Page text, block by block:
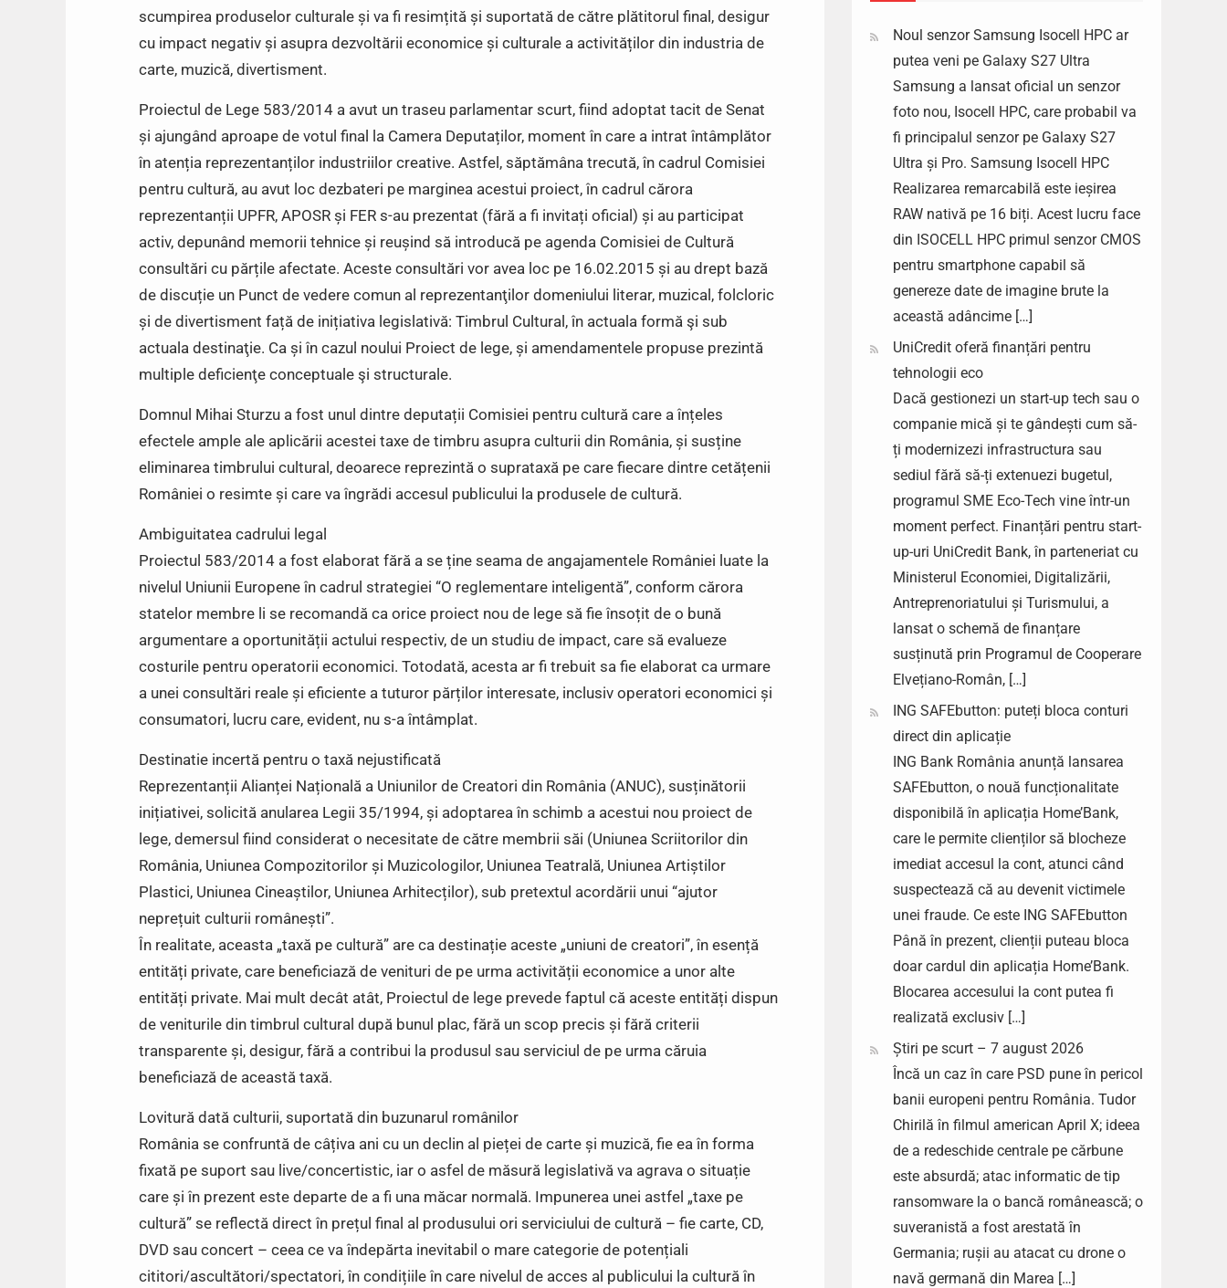
scumpirea produselor culturale și va fi resimțită și suportată de către plătitorul final, desigur
cu impact negativ și asupra dezvoltării economice și culturale a activităților din industria de
carte, muzică, divertisment.
Proiectul de Lege 583/2014 a avut un traseu parlamentar scurt, fiind adoptat tacit de Senat
și ajungând aproape de votul final la Camera Deputaților, moment în care a intrat întâmplător
în atenția reprezentanților industriilor creative. Astfel, săptămâna trecută, în cadrul Comisiei
pentru cultură, au avut loc dezbateri pe marginea acestui proiect, în cadrul cărora
reprezentanții UPFR, APOSR și FER s-au prezentat (fără a fi invitați oficial) și au participat
activ, depunând memorii tehnice și reușind să introducă pe agenda Comisiei de Cultură
consultări cu părțile afectate. Aceste consultări vor avea loc pe 16.02.2015 și au drept bază
de discuție un Punct de vedere comun al reprezentanţilor domeniului literar, muzical, folcloric
și de divertisment față de inițiativa legislativă: Timbrul Cultural, în actuala formă şi sub
actuala destinaţie. Ca și în cazul noului Proiect de lege, și amendamentele propuse prezintă
multiple deficienţe conceptuale şi structurale.
Domnul Mihai Sturzu a fost unul dintre deputații Comisiei pentru cultură care a înțeles
efectele ample ale aplicării acestei taxe de timbru asupra culturii din România, și susține
eliminarea timbrului cultural, deoarece reprezintă o suprataxă pe care fiecare dintre cetățenii
României o resimte și care va îngrădi accesul publicului la produsele de cultură.
Ambiguitatea cadrului legal
Proiectul 583/2014 a fost elaborat fără a se ține seama de angajamentele României luate la
nivelul Uniunii Europene în cadrul strategiei “O reglementare inteligentă”, conform cărora
statelor membre li se recomandă ca orice proiect nou de lege să fie însoțit de o bună
argumentare a oportunității actului respectiv, de un studiu de impact, care să evalueze
costurile pentru operatorii economici. Totodată, acesta ar fi trebuit sa fie elaborat ca urmare
a unei consultări reale și eficiente a tuturor părților interesate, inclusiv operatori economici și
consumatori, lucru care, evident, nu s-a întâmplat.
Destinatie incertă pentru o taxă nejustificată
Reprezentanții Alianței Națională a Uniunilor de Creatori din România (ANUC), susținătorii
inițiativei, solicită anularea Legii 35/1994, și adoptarea în schimb a acestui nou proiect de
lege, demersul fiind considerat o necesitate de către membrii săi (Uniunea Scriitorilor din
România, Uniunea Compozitorilor și Muzicologilor, Uniunea Teatrală, Uniunea Artiștilor
Plastici, Uniunea Cineaștilor, Uniunea Arhitecților), sub pretextul acordării unui “ajutor
neprețuit culturii românești”.
În realitate, aceasta „taxă pe cultură” are ca destinație aceste „uniuni de creatori”, în esență
entități private, care beneficiază de venituri de pe urma activității economice a unor alte
entități private. Mai mult decât atât, Proiectul de lege prevede faptul că aceste entități dispun
de veniturile din timbrul cultural după bunul plac, fără un scop precis și fără criterii
transparente și, desigur, fără a contribui la produsul sau serviciul de pe urma căruia
beneficiază de această taxă.
Lovitură dată culturii, suportată din buzunarul românilor
România se confruntă de câțiva ani cu un declin al pieței de carte și muzică, fie ea în forma
fixată pe suport sau live/concertistic, iar o asfel de măsură legislativă va agrava o situație
care și în prezent este departe de a fi una măcar normală. Impunerea unei astfel „taxe pe
cultură” se reflectă direct în prețul final al produsului ori serviciului de cultură – fie carte, CD,
DVD sau concert – ceea ce va îndepărta inevitabil o mare categorie de potențiali
cititori/ascultători/spectatori, în condițiile în care nivelul de acces al publicului la cultură în
Noul senzor Samsung Isocell HPC ar
putea veni pe Galaxy S27 Ultra
Samsung a lansat oficial un senzor
foto nou, Isocell HPC, care probabil va
fi principalul senzor pe Galaxy S27
Ultra și Pro. Samsung Isocell HPC
Realizarea remarcabilă este ieșirea
RAW nativă pe 16 biți. Acest lucru face
din ISOCELL HPC primul senzor CMOS
pentru smartphone capabil să
genereze date de imagine brute la
această adâncime […]
UniCredit oferă finanțări pentru
tehnologii eco
Dacă gestionezi un start-up tech sau o
companie mică și te gândești cum să-
ți modernizezi infrastructura sau
sediul fără să-ți extenuezi bugetul,
programul SME Eco-Tech vine într-un
moment perfect. Finanțări pentru start-
up-uri UniCredit Bank, în parteneriat cu
Ministerul Economiei, Digitalizării,
Antreprenoriatului și Turismului, a
lansat o schemă de finanțare
susținută prin Programul de Cooperare
Elvețiano-Român, […]
ING SAFEbutton: puteți bloca conturi
direct din aplicație
ING Bank România anunță lansarea
SAFEbutton, o nouă funcționalitate
disponibilă în aplicația Home’Bank,
care le permite clienților să blocheze
imediat accesul la cont, atunci când
suspectează că au devenit victimele
unei fraude. Ce este ING SAFEbutton
Până în prezent, clienții puteau bloca
doar cardul din aplicația Home’Bank.
Blocarea accesului la cont putea fi
realizată exclusiv […]
Știri pe scurt – 7 august 2026
Încă un caz în care PSD pune în pericol
banii europeni pentru România. Tudor
Chirilă în filmul american April X; ideea
de a redeschide centrale pe cărbune
este absurdă; atac informatic de tip
ransomware la o bancă românească; o
suveranistă a fost arestată în
Germania; rușii au atacat cu drone o
navă germană din Marea […]